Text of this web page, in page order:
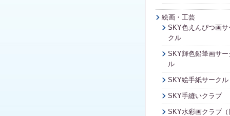
絵画・工芸
SKY色えんぴつ画サ
クル
SKY輝色鉛筆画サー
ル
SKY絵手紙サークル
SKY手縫いクラブ
SKY水彩画クラブ（